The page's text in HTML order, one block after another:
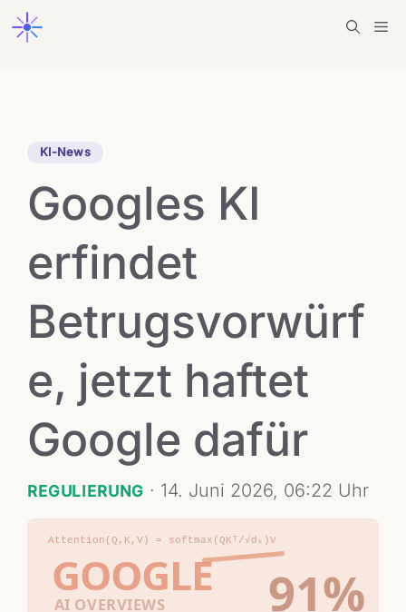
Zum
Inhalt
KI-News
Googles KI
erfindet
Betrugsvorwürf
e, jetzt haftet
Google dafür
REGULIERUNG · 14. Juni 2026, 06:22 Uhr